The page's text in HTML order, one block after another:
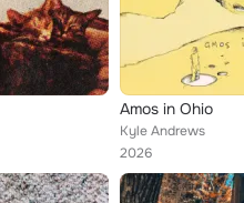
Amos in Ohio
Kyle Andrews
2026